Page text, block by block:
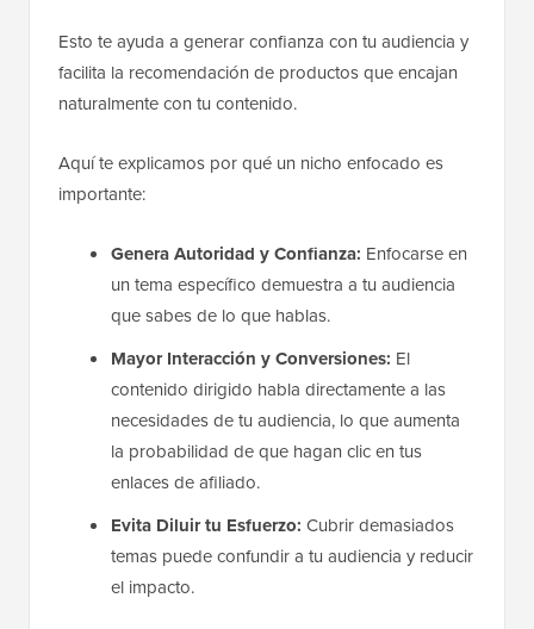
Esto te ayuda a generar confianza con tu audiencia y
facilita la recomendación de productos que encajan
naturalmente con tu contenido.
Aquí te explicamos por qué un nicho enfocado es
importante:
Genera Autoridad y Confianza: Enfocarse en
un tema específico demuestra a tu audiencia
que sabes de lo que hablas.
Mayor Interacción y Conversiones: El
contenido dirigido habla directamente a las
necesidades de tu audiencia, lo que aumenta
la probabilidad de que hagan clic en tus
enlaces de afiliado.
Evita Diluir tu Esfuerzo: Cubrir demasiados
temas puede confundir a tu audiencia y reducir
el impacto.